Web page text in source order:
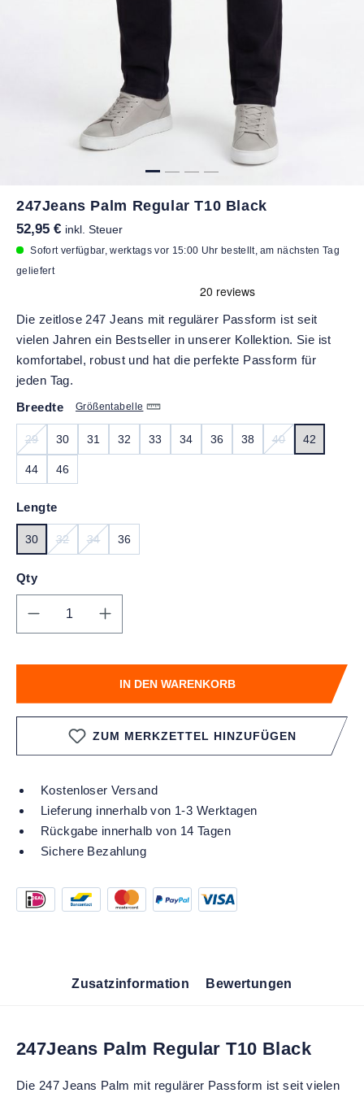
247Jeans Palm Regular T10 Black
52,95 € inkl. Steuer
Sofort verfügbar, werktags vor 15:00 Uhr bestellt, am nächsten Tag
geliefert
Die zeitlose 247 Jeans mit regulärer Passform ist seit
vielen Jahren ein Bestseller in unserer Kollektion. Sie ist
komfortabel, robust und hat die perfekte Passform für
jeden Tag.
Größentabelle
Breedte
29
(DIESE OPTION IST ZURZEIT NICHT VERFÜGBAR.)
30 31 32 33 34 36 38 40 42
44 46
Lengte
30 32
(DIESE OPTION IST ZURZEIT NICHT VERFÜGBAR.)
34 36
Qty
Produkt Anzahl: Gib den gewünschten
IN DEN WARENKORB
ZUM MERKZETTEL HINZUFÜGEN
Kostenloser Versand
Lieferung innerhalb von 1-3 Werktagen
Rückgabe innerhalb von 14 Tagen
Sichere Bezahlung
Zusatzinformation Bewertungen
247Jeans Palm Regular T10 Black
Die 247 Jeans Palm mit regulärer Passform ist seit vielen